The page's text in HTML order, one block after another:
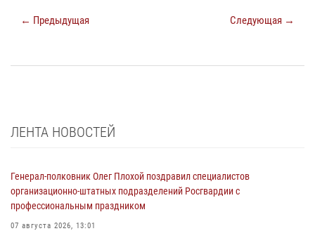
← Предыдущая Следующая →
ЛЕНТА НОВОСТЕЙ
Генерал-полковник Олег Плохой поздравил специалистов
организационно-штатных подразделений Росгвардии с
профессиональным праздником
07 августа 2026, 13:01